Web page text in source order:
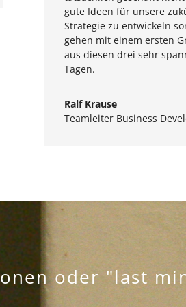
gute Ideen für unsere
Strategie zu entwickeln
gehen mit einem ersten
aus diesen drei sehr
Tagen.
Ralf Krause
Teamleiter Business
oder "last